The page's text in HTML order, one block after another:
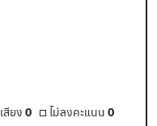
สียง 0 ไม่ลงคะแนน 0